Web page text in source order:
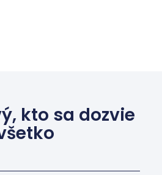
kto sa dozvie